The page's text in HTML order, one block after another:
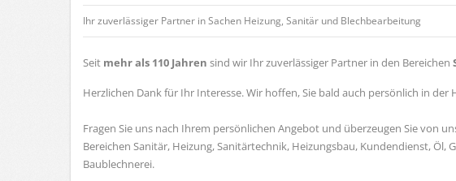
Ihr zuverlässiger Partner in Sachen Heizung, Sanitär und Blechbearbeitung
Seit mehr als 110 Jahren sind wir Ihr zuverlässiger Partner in den Bereichen
Herzlichen Dank für Ihr Interesse. Wir hoffen, Sie bald auch persönlich in der
Fragen Sie uns nach Ihrem persönlichen Angebot und überzeugen Sie von
Bereichen Sanitär, Heizung, Sanitärtechnik, Heizungsbau, Kundendienst, Öl,
Baublechnerei.